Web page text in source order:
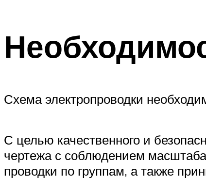
Схема электропроводки
С целью качественного и
чертежа с соблюдением
проводки по группам, а также